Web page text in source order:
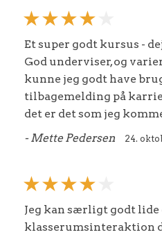
Et super godt kursus -
God underviser, og
kunne jeg godt have
tilbagemelding på
det er det som jeg
- Mette Pedersen
24.
Jeg kan særligt godt lide
klasserumsinteraktion